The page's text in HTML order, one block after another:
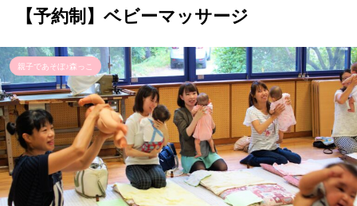
【予約制】ベビーマッサージ
親子であそぼ♪森っこ